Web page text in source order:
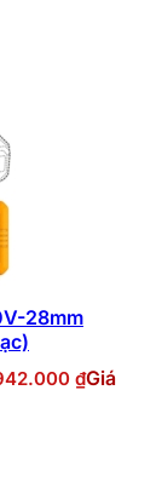
28mm
₫Giá